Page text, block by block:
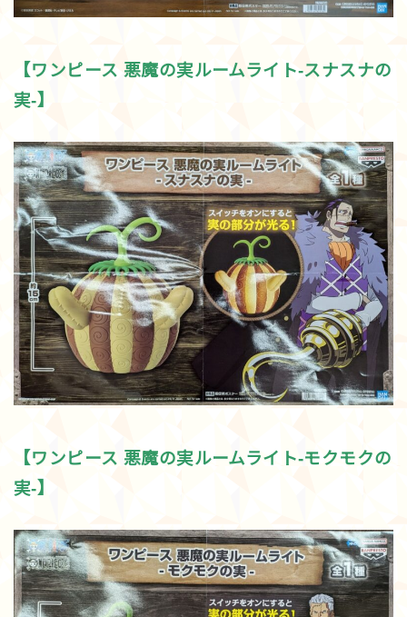
【ワンピース 悪魔の実ルームライト-スナスナの
実-】
【ワンピース 悪魔の実ルームライト-モクモクの
実-】